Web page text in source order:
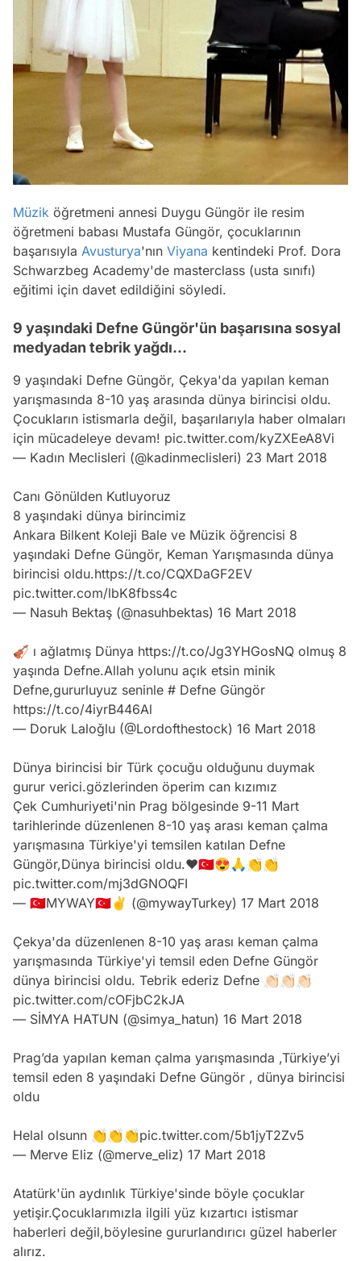
Müzik öğretmeni annesi Duygu Güngör ile resim
öğretmeni babası Mustafa Güngör, çocuklarının
başarısıyla Avusturya'nın Viyana kentindeki Prof. Dora
Schwarzbeg Academy'de masterclass (usta sınıfı)
eğitimi için davet edildiğini söyledi.
9 yaşındaki Defne Güngör'ün başarısına sosyal
medyadan tebrik yağdı...
9 yaşındaki Defne Güngör, Çekya'da yapılan keman
yarışmasında 8-10 yaş arasında dünya birincisi oldu.
Çocukların istismarla değil, başarılarıyla haber olmaları
için mücadeleye devam! pic.twitter.com/kyZXEeA8Vi
— Kadın Meclisleri (@kadinmeclisleri) 23 Mart 2018
Canı Gönülden Kutluyoruz
8 yaşındaki dünya birincimiz
Ankara Bilkent Koleji Bale ve Müzik öğrencisi 8
yaşındaki Defne Güngör, Keman Yarışmasında dünya
birincisi oldu.https://t.co/CQXDaGF2EV
pic.twitter.com/lbK8fbss4c
— Nasuh Bektaş (@nasuhbektas) 16 Mart 2018
🎻 ı ağlatmış Dünya https://t.co/Jg3YHGosNQ olmuş 8
yaşında Defne.Allah yolunu açık etsin minik
Defne,gururluyuz seninle # Defne Güngör
https://t.co/4iyrB446Al
— Doruk Laloğlu (@Lordofthestock) 16 Mart 2018
Dünya birincisi bir Türk çocuğu olduğunu duymak
gurur verici.gözlerinden öperim can kızımız
Çek Cumhuriyeti'nin Prag bölgesinde 9-11 Mart
tarihlerinde düzenlenen 8-10 yaş arası keman çalma
yarışmasına Türkiye'yi temsilen katılan Defne
Güngör,Dünya birincisi oldu.❤️🇹🇷😍🙏👏👏
pic.twitter.com/mj3dGNOQFI
— 🇹🇷MYWAY🇹🇷✌️ (@mywayTurkey) 17 Mart 2018
Çekya'da düzenlenen 8-10 yaş arası keman çalma
yarışmasında Türkiye'yi temsil eden Defne Güngör
dünya birincisi oldu. Tebrik ederiz Defne 👏🏻👏🏻👏🏻
pic.twitter.com/cOFjbC2kJA
— SİMYA HATUN (@simya_hatun) 16 Mart 2018
Prag’da yapılan keman çalma yarışmasında ,Türkiye’yi
temsil eden 8 yaşındaki Defne Güngör , dünya birincisi
oldu
Helal olsunn 👏👏👏pic.twitter.com/5b1jyT2Zv5
— Merve Eliz (@merve_eliz) 17 Mart 2018
Atatürk'ün aydınlık Türkiye'sinde böyle çocuklar
yetişir.Çocuklarımızla ilgili yüz kızartıcı istismar
haberleri değil,böylesine gururlandırıcı güzel haberler
alırız.